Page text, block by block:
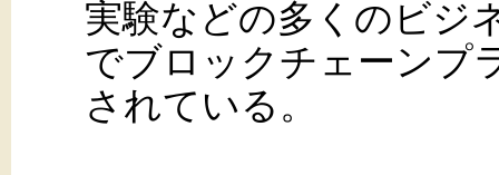
実験などの多くのビジ
でブロックチェーンプ
されている。